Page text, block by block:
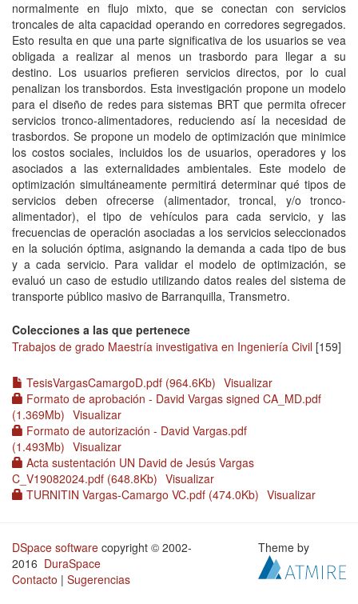
normalmente en flujo mixto, que se conectan con servicios
troncales de alta capacidad operando en corredores segregados.
Esto resulta en que una parte significativa de los usuarios se vea
obligada a realizar al menos un trasbordo para llegar a su
destino. Los usuarios prefieren servicios directos, por lo cual
penalizan los transbordos. Esta investigación propone un modelo
para el diseño de redes para sistemas BRT que permita ofrecer
servicios tronco-alimentadores, reduciendo así la necesidad de
trasbordos. Se propone un modelo de optimización que minimice
los costos sociales, incluidos los de usuarios, operadores y los
asociados a las externalidades ambientales. Este modelo de
optimización simultáneamente permitirá determinar qué tipos de
servicios deben ofrecerse (alimentador, troncal, y/o tronco-
alimentador), el tipo de vehículos para cada servicio, y las
frecuencias de operación asociadas a los servicios seleccionados
en la solución óptima, asignando la demanda a cada tipo de bus
y a cada servicio. Para validar el modelo de optimización, se
evaluó un caso de estudio utilizando datos reales del sistema de
transporte público masivo de Barranquilla, Transmetro.
Colecciones a las que pertenece
Trabajos de grado Maestría investigativa en Ingeniería Civil [159]
TesisVargasCamargoD.pdf (964.6Kb) Visualizar
Formato de aprobación - David Vargas signed CA_MD.pdf
(1.369Mb) Visualizar
Formato de autorización - David Vargas.pdf
(1.493Mb) Visualizar
Acta sustentación UN David de Jesús Vargas
C_V19082024.pdf (648.8Kb) Visualizar
TURNITIN Vargas-Camargo VC.pdf (474.0Kb) Visualizar
DSpace software copyright © 2002-
2016 DuraSpace
Contacto | Sugerencias
Theme by